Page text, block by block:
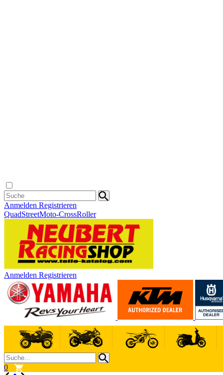
Anmelden Registrieren
QuadStreetMoto-CrossRoller
Anmelden Registrieren
0